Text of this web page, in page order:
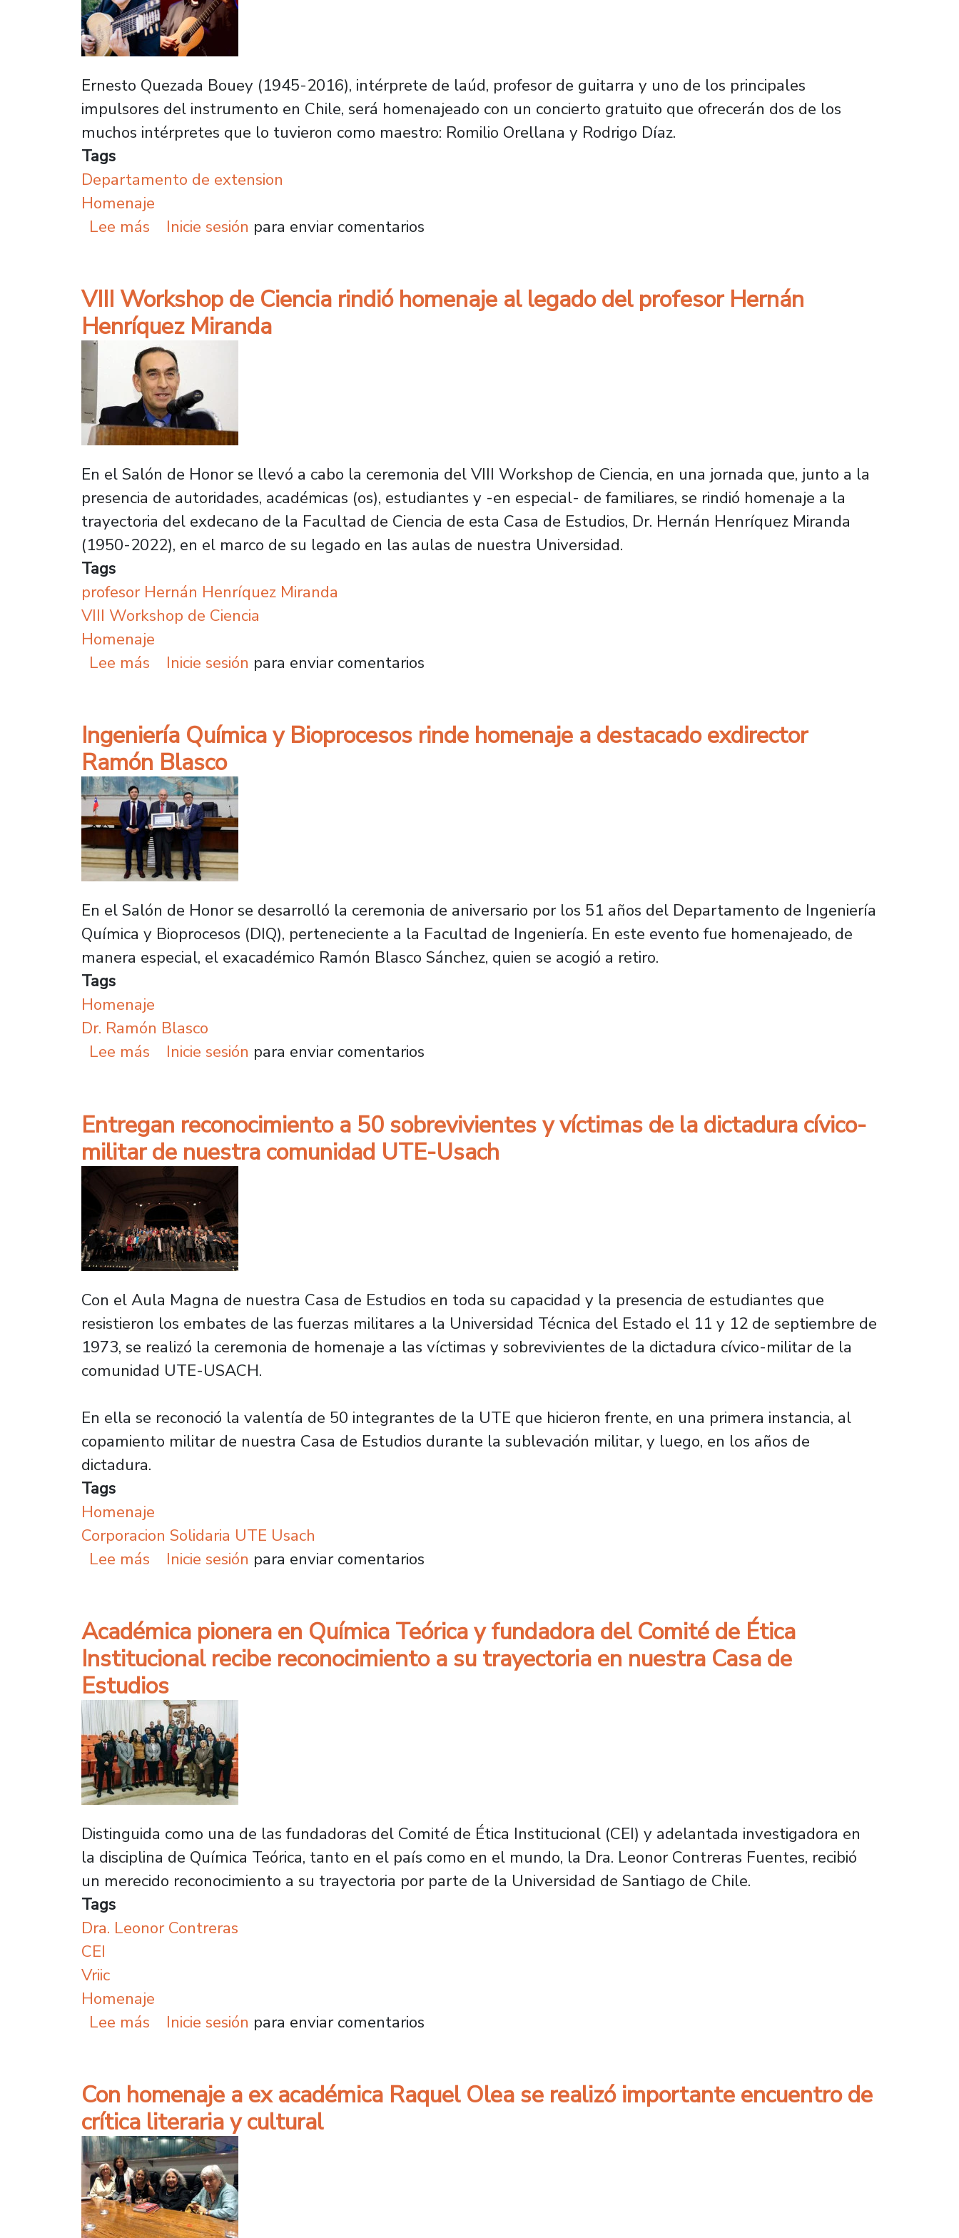
Ernesto Quezada Bouey (1945-2016), intérprete de laúd, profesor de guitarra y uno de los principales
impulsores del instrumento en Chile, será homenajeado con un concierto gratuito que ofrecerán dos de los
muchos intérpretes que lo tuvieron como maestro: Romilio Orellana y Rodrigo Díaz.
Tags
Departamento de extension
Homenaje
Lee más sobre Con concierto gratuito: Dos reconocidos intérpretes homenajearán a uno de los principales impulsores de
Inicie sesión para enviar comentarios
VIII Workshop de Ciencia rindió homenaje al legado del profesor Hernán
Henríquez Miranda
En el Salón de Honor se llevó a cabo la ceremonia del VIII Workshop de Ciencia, en una jornada que, junto a la
presencia de autoridades, académicas (os), estudiantes y -en especial- de familiares, se rindió homenaje a la
trayectoria del exdecano de la Facultad de Ciencia de esta Casa de Estudios, Dr. Hernán Henríquez Miranda
(1950-2022), en el marco de su legado en las aulas de nuestra Universidad.
Tags
profesor Hernán Henríquez Miranda
VIII Workshop de Ciencia
Homenaje
Lee más sobre VIII Workshop de Ciencia rindió homenaje al legado del profesor Hernán Henríquez Miranda
Inicie sesión para enviar comentarios
Ingeniería Química y Bioprocesos rinde homenaje a destacado exdirector
Ramón Blasco
En el Salón de Honor se desarrolló la ceremonia de aniversario por los 51 años del Departamento de Ingeniería
Química y Bioprocesos (DIQ), perteneciente a la Facultad de Ingeniería. En este evento fue homenajeado, de
manera especial, el exacadémico Ramón Blasco Sánchez, quien se acogió a retiro.
Tags
Homenaje
Dr. Ramón Blasco
Lee más sobre Ingeniería Química y Bioprocesos rinde homenaje a destacado exdirector Ramón Blasco
Inicie sesión para enviar comentarios
Entregan reconocimiento a 50 sobrevivientes y víctimas de la dictadura cívico-
militar de nuestra comunidad UTE-Usach
Con el Aula Magna de nuestra Casa de Estudios en toda su capacidad y la presencia de estudiantes que
resistieron los embates de las fuerzas militares a la Universidad Técnica del Estado el 11 y 12 de septiembre de
1973, se realizó la ceremonia de homenaje a las víctimas y sobrevivientes de la dictadura cívico-militar de la
comunidad UTE-USACH.
En ella se reconoció la valentía de 50 integrantes de la UTE que hicieron frente, en una primera instancia, al
copamiento militar de nuestra Casa de Estudios durante la sublevación militar, y luego, en los años de
dictadura.
Tags
Homenaje
Corporacion Solidaria UTE Usach
Lee más sobre Entregan reconocimiento a 50 sobrevivientes y víctimas de la dictadura cívico-militar de nuestra
Inicie sesión para enviar comentarios
Académica pionera en Química Teórica y fundadora del Comité de Ética
Institucional recibe reconocimiento a su trayectoria en nuestra Casa de
Estudios
Distinguida como una de las fundadoras del Comité de Ética Institucional (CEI) y adelantada investigadora en
la disciplina de Química Teórica, tanto en el país como en el mundo, la Dra. Leonor Contreras Fuentes, recibió
un merecido reconocimiento a su trayectoria por parte de la Universidad de Santiago de Chile.
Tags
Dra. Leonor Contreras
CEI
Vriic
Homenaje
Lee más sobre Académica pionera en Química Teórica y fundadora del Comité de Ética Institucional recibe
Inicie sesión para enviar comentarios
Con homenaje a ex académica Raquel Olea se realizó importante encuentro de
crítica literaria y cultural